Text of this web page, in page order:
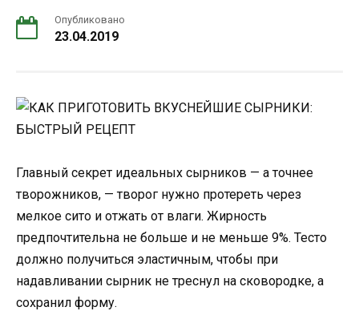
Опубликовано
23.04.2019
Главный секрет идеальных сырников — а точнее
творожников, — творог нужно протереть через
мелкое сито и отжать от влаги. Жирность
предпочтительна не больше и не меньше 9%. Тесто
должно получиться эластичным, чтобы при
надавливании сырник не треснул на сковородке, а
сохранил форму.